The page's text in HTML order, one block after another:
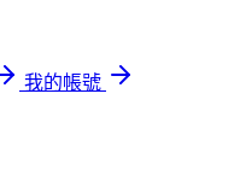
我的帳號